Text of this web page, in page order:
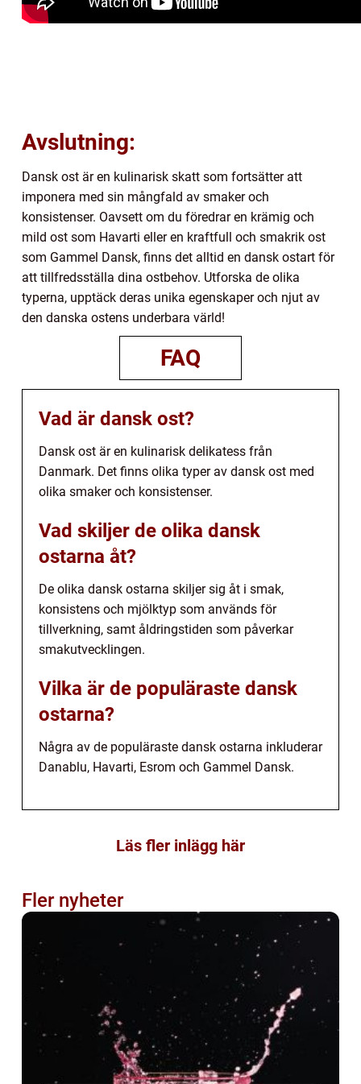
Avslutning:
Dansk ost är en kulinarisk skatt som fortsätter att
imponera med sin mångfald av smaker och
konsistenser. Oavsett om du föredrar en krämig och
mild ost som Havarti eller en kraftfull och smakrik ost
som Gammel Dansk, finns det alltid en dansk ostart för
att tillfredsställa dina ostbehov. Utforska de olika
typerna, upptäck deras unika egenskaper och njut av
den danska ostens underbara värld!
FAQ
Vad är dansk ost?
Dansk ost är en kulinarisk delikatess från
Danmark. Det finns olika typer av dansk ost med
olika smaker och konsistenser.
Vad skiljer de olika dansk
ostarna åt?
De olika dansk ostarna skiljer sig åt i smak,
konsistens och mjölktyp som används för
tillverkning, samt åldringstiden som påverkar
smakutvecklingen.
Vilka är de populäraste dansk
ostarna?
Några av de populäraste dansk ostarna inkluderar
Danablu, Havarti, Esrom och Gammel Dansk.
Läs fler inlägg här
Fler nyheter